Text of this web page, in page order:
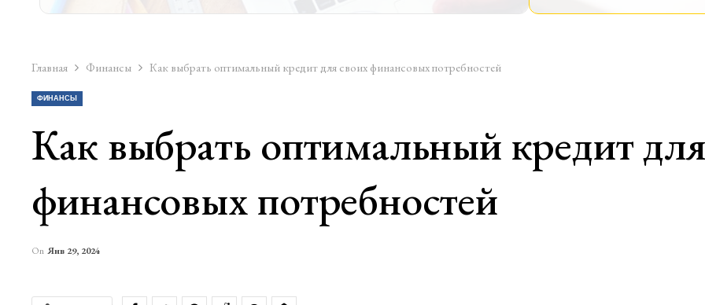
Главная Финансы Как выбрать оптимальный кредит для своих финансовых потребностей
ФИНАНСЫ
Как выбрать оптимальный кредит
финансовых потребностей
On Янв 29, 2024